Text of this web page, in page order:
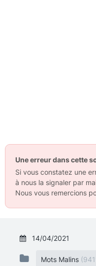
Une erreur dans cette
Si vous constatez une
à nous la signaler par
Nous vous remercions
14/04/2021
Mots Malins